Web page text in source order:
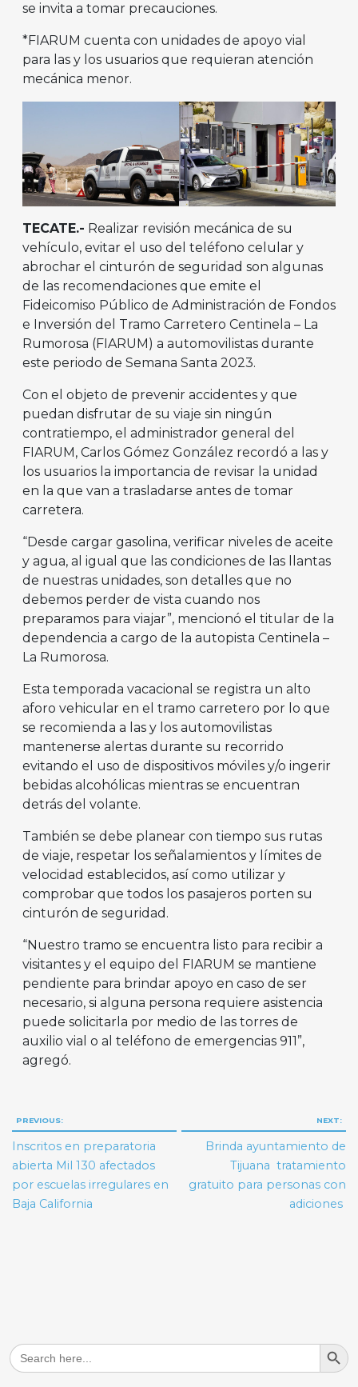
se invita a tomar precauciones.
*FIARUM cuenta con unidades de apoyo vial
para las y los usuarios que requieran atención
mecánica menor.
TECATE.- Realizar revisión mecánica de su
vehículo, evitar el uso del teléfono celular y
abrochar el cinturón de seguridad son algunas
de las recomendaciones que emite el
Fideicomiso Público de Administración de Fondos
e Inversión del Tramo Carretero Centinela – La
Rumorosa (FIARUM) a automovilistas durante
este periodo de Semana Santa 2023.
Con el objeto de prevenir accidentes y que
puedan disfrutar de su viaje sin ningún
contratiempo, el administrador general del
FIARUM, Carlos Gómez González recordó a las y
los usuarios la importancia de revisar la unidad
en la que van a trasladarse antes de tomar
carretera.
“Desde cargar gasolina, verificar niveles de aceite
y agua, al igual que las condiciones de las llantas
de nuestras unidades, son detalles que no
debemos perder de vista cuando nos
preparamos para viajar”, mencionó el titular de la
dependencia a cargo de la autopista Centinela –
La Rumorosa.
Esta temporada vacacional se registra un alto
aforo vehicular en el tramo carretero por lo que
se recomienda a las y los automovilistas
mantenerse alertas durante su recorrido
evitando el uso de dispositivos móviles y/o ingerir
bebidas alcohólicas mientras se encuentran
detrás del volante.
También se debe planear con tiempo sus rutas
de viaje, respetar los señalamientos y límites de
velocidad establecidos, así como utilizar y
comprobar que todos los pasajeros porten su
cinturón de seguridad.
“Nuestro tramo se encuentra listo para recibir a
visitantes y el equipo del FIARUM se mantiene
pendiente para brindar apoyo en caso de ser
necesario, si alguna persona requiere asistencia
puede solicitarla por medio de las torres de
auxilio vial o al teléfono de emergencias 911”,
agregó.
Navegación
de
entradas
PREVIOUS:
Inscritos en preparatoria
abierta Mil 130 afectados
por escuelas irregulares en
Baja California
NEXT:
Brinda ayuntamiento de
Tijuana tratamiento
gratuito para personas con
adiciones
Search
for:
Search